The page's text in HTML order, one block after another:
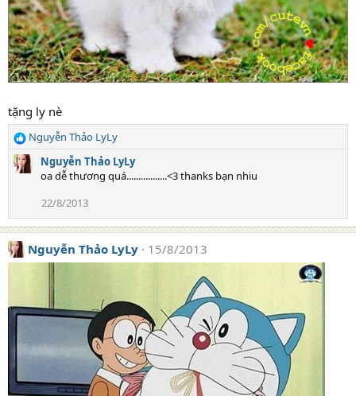
tặng ly nè
R
e
a
o
n
s
Nguyễn Thảo LyLy
Nguyễn Thảo LyLy
oa dễ thương quá.................<3 thanks bạn nhiu
22/8/2013
Nguyễn Thảo LyLy 15/8/2013